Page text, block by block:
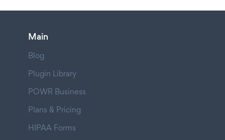
Main
Blog
Plugin Library
POWR Business
Plans & Pricing
HIPAA Forms